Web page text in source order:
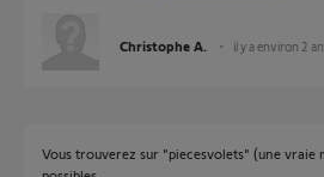
Christophe A. il y a environ 2
Vous trouverez sur "piecesvolets" (une vraie